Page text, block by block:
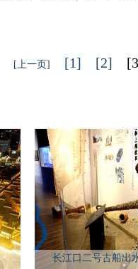
[上一页] [1] [2]
长江口二号古船出